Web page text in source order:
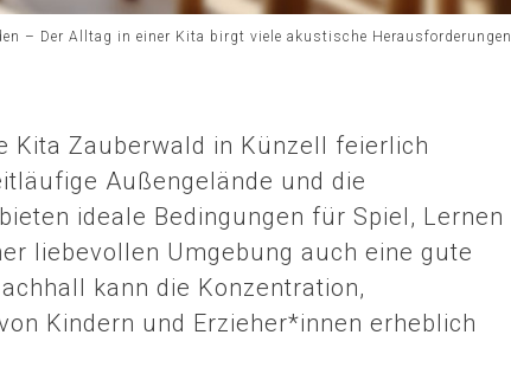
– Der Alltag in einer Kita birgt viele akustische Herausforderungen.
Kita Zauberwald in Künzell feierlich
Außengelände und die
ideale Bedingungen für Spiel, Lernen
liebevollen Umgebung auch eine gute
kann die Konzentration,
Kindern und Erzieher*innen erheblich